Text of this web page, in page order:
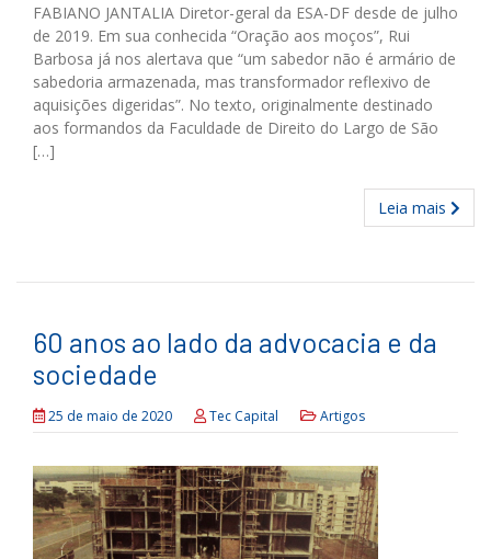
FABIANO JANTALIA Diretor-geral da ESA-DF desde de julho
de 2019. Em sua conhecida “Oração aos moços”, Rui
Barbosa já nos alertava que “um sabe­dor não é armário de
sabedoria armazenada, mas transformador reflexivo de
aquisições digeridas”. No texto, originalmente destinado
aos formandos da Faculdade de Direito do Largo de São
[…]
Leia mais
60 anos ao lado da advocacia e da
sociedade
25 de maio de 2020 Tec Capital Artigos